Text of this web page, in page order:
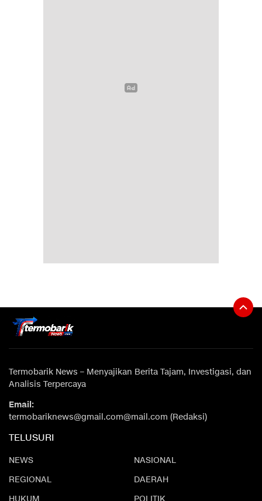
Termobarik News – Menyajikan Berita Tajam, Investigasi, dan
Analisis Terpercaya
Email:
termobariknews@gmail.com@mail.com (Redaksi)
TELUSURI
NEWS
NASIONAL
REGIONAL
DAERAH